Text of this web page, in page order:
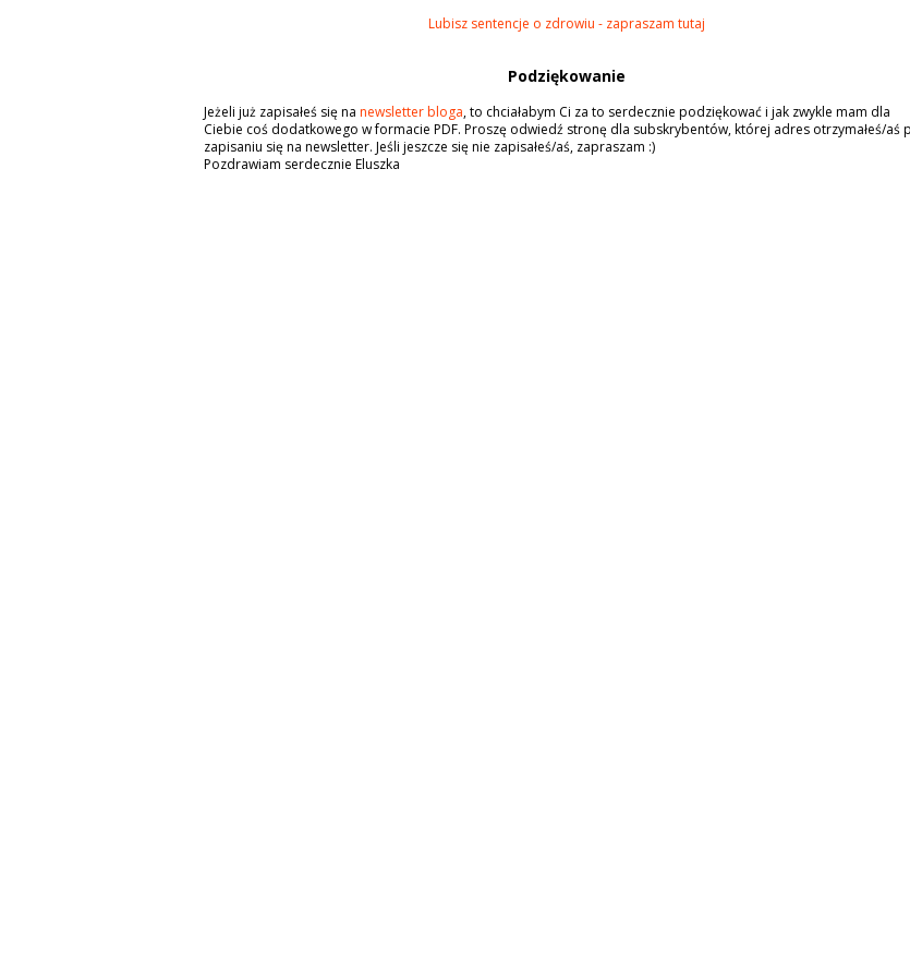
Lubisz sentencje o zdrowiu - zapraszam tutaj
Podziękowanie
Jeżeli już zapisałeś się na newsletter bloga, to chciałabym Ci za to serdecznie podziękować i jak zwykle mam dla
Ciebie coś dodatkowego w formacie PDF. Proszę odwiedź stronę dla subskrybentów, której adres otrzymałeś/aś
zapisaniu się na newsletter. Jeśli jeszcze się nie zapisałeś/aś, zapraszam :)
Pozdrawiam serdecznie Eluszka